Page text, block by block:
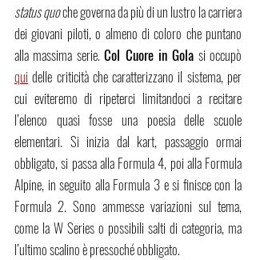
status quo che governa da più di un lustro la carriera
dei giovani piloti, o almeno di coloro che puntano
alla massima serie. Col Cuore in Gola
qui delle criticità che caratterizzano il sistema, per
cui eviteremo di ripeterci limitandoci a recitare
l’elenco quasi fosse una poesia delle scuole
elementari. Si inizia dal kart, passaggio ormai
obbligato, si passa alla Formula 4, poi alla Formula
Alpine, in seguito alla Formula 3 e si finisce con la
Formula 2. Sono ammesse variazioni sul tema,
come la W Series o possibili salti di categoria, ma
l’ultimo scalino è pressoché obbligato.